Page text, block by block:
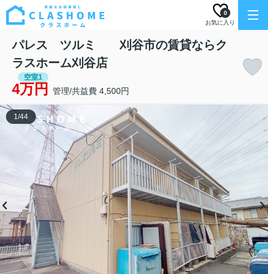
お気に入り
0
パレス ツルミ 刈谷市の賃貸ならク
ラスホーム刈谷店
空室1
4万円 管理/共益費 4,500円
1/44